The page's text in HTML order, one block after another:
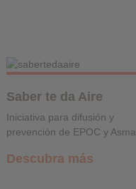
Saber te da Aire
Iniciativa para difusión y
prevención de EPOC y Asma.
Descubra más